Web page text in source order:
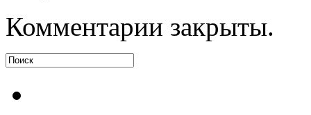
Комментарии закрыты.